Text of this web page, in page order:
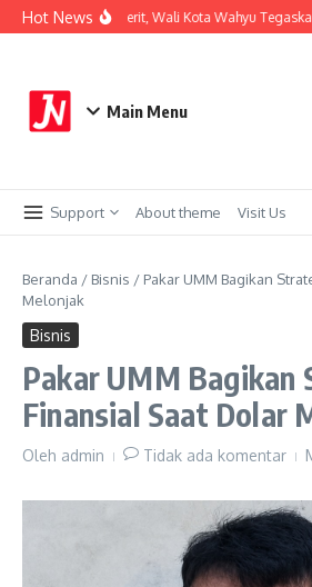
Lewati ke konten
Hot News
Perkuat Sistem Merit, Wali Kota Wahyu
Main Menu
Support About theme Visit Us
Beranda / Bisnis / Pakar UMM Bagikan
Melonjak
Bisnis
Pakar UMM Bagikan
Finansial Saat Dolar
Oleh admin Tidak ada komentar